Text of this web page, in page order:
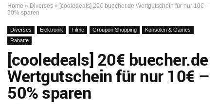
Home » Diverses » [cooledeals] 20€ buecher.de Wertgutschein für nur 10€ –
50% sparen
Diverses Elektronik Filme Groupon Shopping
Konsolen & Games
Rabatte
[cooledeals] 20€ buecher.de
Wertgutschein für nur 10€ –
50% sparen